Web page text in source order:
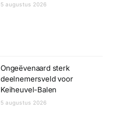
5 augustus 2026
Ongeëvenaard sterk
deelnemersveld voor
Keiheuvel-Balen
5 augustus 2026